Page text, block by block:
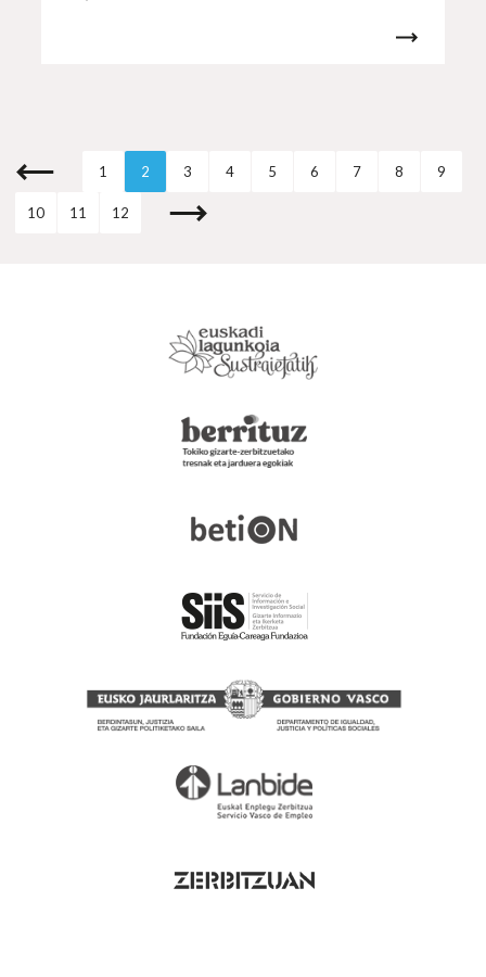
1 2 3 4 5 6 7 8 9
10 11 12